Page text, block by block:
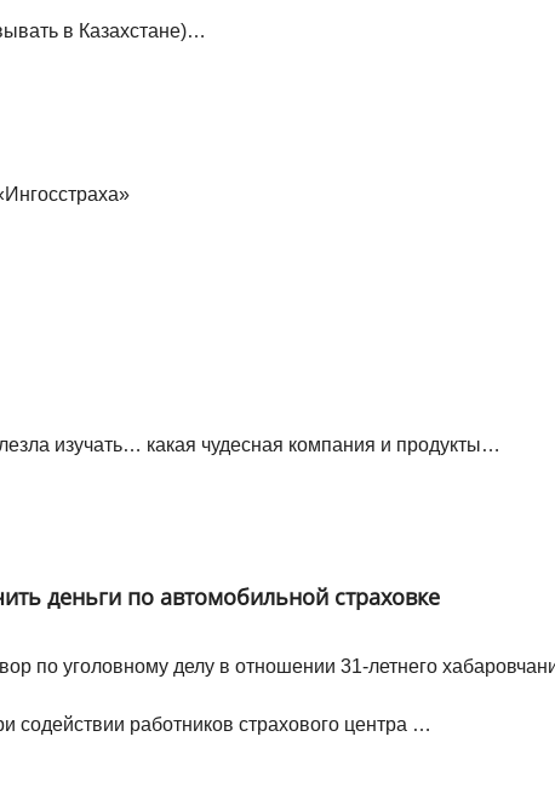
в Казахстане)…
изучать… какая чудесная компания и продукты…
деньги по автомобильной страховке
по уголовному делу в отношении 31-летнего
содействии работников страхового центра …